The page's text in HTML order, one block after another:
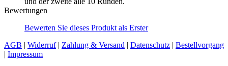
Bewertungen
Bewerten Sie dieses Produkt als Erster
AGB | Widerruf| Zahlung & Versand | Datenschutz | Bestellvorgang
| Impressum